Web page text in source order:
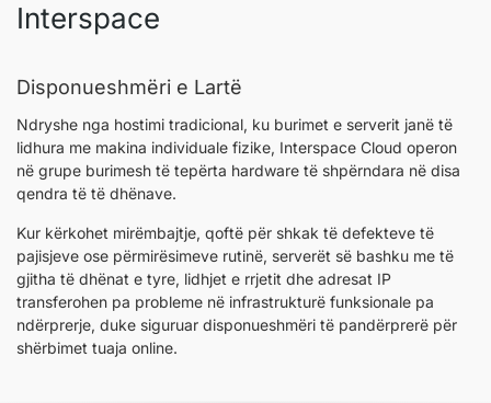
Interspace
Disponueshmëri e Lartë
Ndryshe nga hostimi tradicional, ku burimet e serverit janë të
lidhura me makina individuale fizike, Interspace Cloud operon
në grupe burimesh të tepërta hardware të shpërndara në disa
qendra të të dhënave.
Kur kërkohet mirëmbajtje, qoftë për shkak të defekteve të
pajisjeve ose përmirësimeve rutinë, serverët së bashku me të
gjitha të dhënat e tyre, lidhjet e rrjetit dhe adresat IP
transferohen pa probleme në infrastrukturë funksionale pa
ndërprerje, duke siguruar disponueshmëri të pandërprerë për
shërbimet tuaja online.